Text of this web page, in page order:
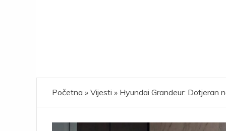
Početna » Vijesti » Hyundai Grandeur: Dotjeran